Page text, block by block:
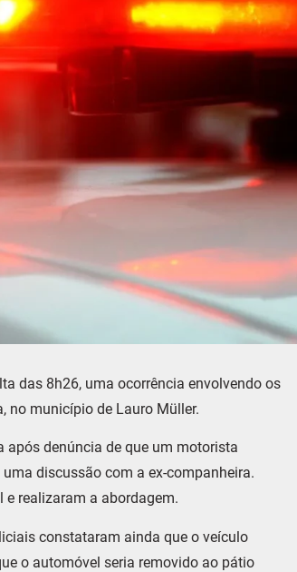
das 8h26, uma ocorrência envolvendo os
no município de Lauro Müller.
após denúncia de que um motorista
discussão com a ex-companheira.
realizaram a abordagem.
constataram ainda que o veículo
o automóvel seria removido ao pátio